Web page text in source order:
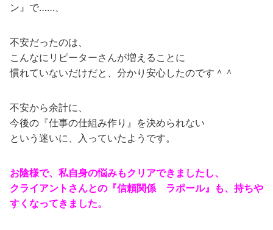
ン』で……、
不安だったのは、
こんなにリピーターさんが増えることに
慣れていないだけだと、分かり安心したのです＾＾
不安から余計に、
今後の『仕事の仕組み作り』を決められない
という迷いに、入っていたようです。
お陰様で、私自身の悩みもクリアできましたし、
クライアントさんとの『信頼関係 ラポール』も、持ちや
すくなってきました。